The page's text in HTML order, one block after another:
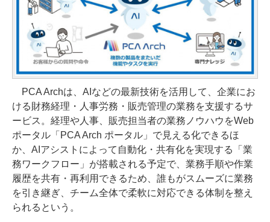
PCA Archは、AIなどの最新技術を活用して、企業にお
ける財務経理・人事労務・販売管理の業務を支援するサ
ービス。経理や人事、販売担当者の業務ノウハウをWeb
ポータル「PCA Arch ポータル」で見える化できるほ
か、AIアシストによって自動化・共有化を実現する「業
務ワークフロー」が搭載される予定で、業務手順や作業
履歴を共有・再利用できるため、誰もがスムーズに業務
を引き継ぎ、チーム全体で柔軟に対応できる体制を整え
られるという。